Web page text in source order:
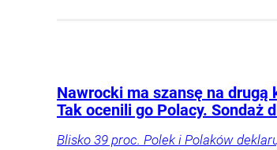
Nawrocki ma szansę na drugą
Tak ocenili go Polacy. Sondaż
Blisko 39 proc. Polek i Polaków